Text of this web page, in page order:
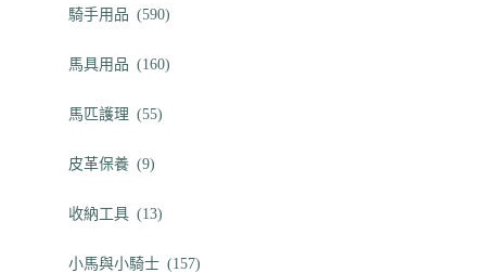
騎手用品 (590)
馬具用品 (160)
馬匹護理 (55)
皮革保養 (9)
收納工具 (13)
小馬與小騎士 (157)